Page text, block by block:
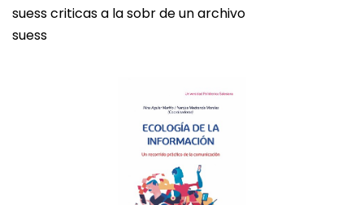
suess criticas a la sobr de un archivo
suess